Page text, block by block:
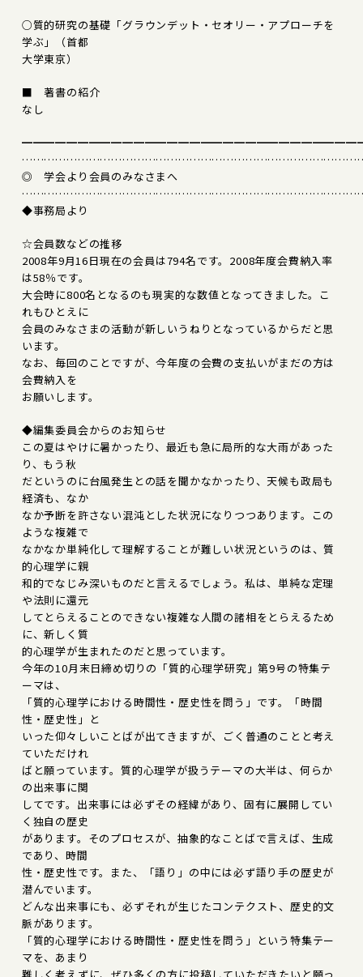
○質的研究の基礎「グラウンデット・セオリー・アプローチを
学ぶ」（首都
大学東京）
■ 著書の紹介
なし
◎ 学会より会員のみなさまへ
◆事務局より
☆会員数などの推移
2008年9月16日現在の会員は794名です。2008年度会費納入率
は58％です。
大会時に800名となるのも現実的な数値となってきました。こ
れもひとえに
会員のみなさまの活動が新しいうねりとなっているからだと思
います。
なお、毎回のことですが、今年度の会費の支払いがまだの方は
会費納入を
お願いします。
◆編集委員会からのお知らせ
この夏はやけに暑かったり、最近も急に局所的な大雨があった
り、もう秋
だというのに台風発生との話を聞かなかったり、天候も政局も
経済も、なか
なか予断を許さない混沌とした状況になりつつあります。この
ような複雑で
なかなか単純化して理解することが難しい状況というのは、質
的心理学に親
和的でなじみ深いものだと言えるでしょう。私は、単純な定理
や法則に還元
してとらえることのできない複雑な人間の諸相をとらえるため
に、新しく質
的心理学が生まれたのだと思っています。
今年の10月末日締め切りの「質的心理学研究」第9号の特集テ
ーマは、
「質的心理学における時間性・歴史性を問う」です。「時間
性・歴史性」と
いった仰々しいことばが出てきますが、ごく普通のことと考え
ていただけれ
ばと願っています。質的心理学が扱うテーマの大半は、何らか
の出来事に関
してです。出来事には必ずその経緯があり、固有に展開してい
く独自の歴史
があります。そのプロセスが、抽象的なことばで言えば、生成
であり、時間
性・歴史性です。また、「語り」の中には必ず語り手の歴史が
潜んでいます。
どんな出来事にも、必ずそれが生じたコンテクスト、歴史的文
脈があります。
「質的心理学における時間性・歴史性を問う」という特集テー
マを、あまり
難しく考えずに、ぜひ多くの方に投稿していただきたいと願っ